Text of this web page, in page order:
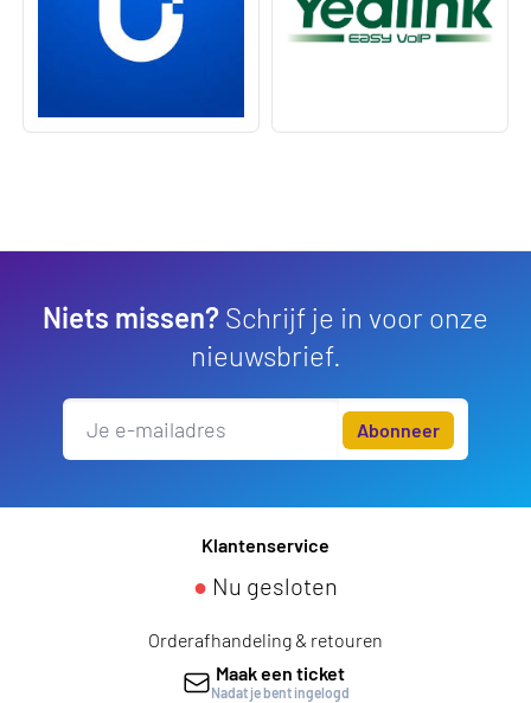
Niets missen? Schrijf je in voor onze
nieuwsbrief.
Abonneer
Klantenservice
● Nu gesloten
Orderafhandeling & retouren
Maak een ticket
Nadat je bent ingelogd